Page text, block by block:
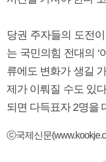
당권 주자들의 도전
는 국민의힘 전대의 ‘
류에도 변화가 생길
제가 이뤄질 수도 있
되면 다득표자 2명을
ⓒ국제신문